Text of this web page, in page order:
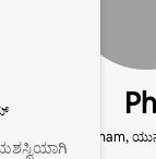
ಯಶಸ್ವಿಯಾಗಿ
Cheltenham,